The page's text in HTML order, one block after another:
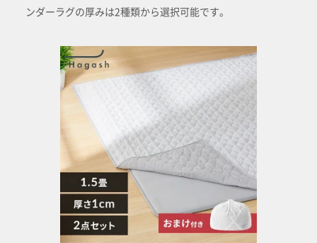
ンダーラグの厚みは2種類から選択可能です。